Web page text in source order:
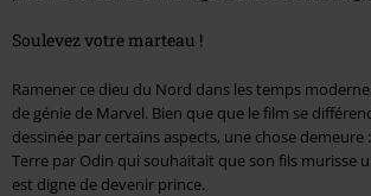
Soulevez votre marteau !
Ramener ce dieu du Nord dans les temps
de génie de Marvel. Bien que que le film se
dessinée par certains aspects, une chose demeure
Terre par Odin qui souhaitait que son fils murisse
est digne de devenir prince.